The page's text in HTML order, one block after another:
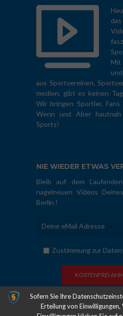
Mit
aus Sportvereinen,
medien, gibt es keinen
Wir bringen Sportler,
Wenn und Aber
Sports!
NIE WIEDER ETWAS
Bleib auf dem
nagelneuen Videos
Berlin !
Zustimmung zur
COPYRIGHT © 2011-2026.
Sofern Sie Ihre
Erteilung von